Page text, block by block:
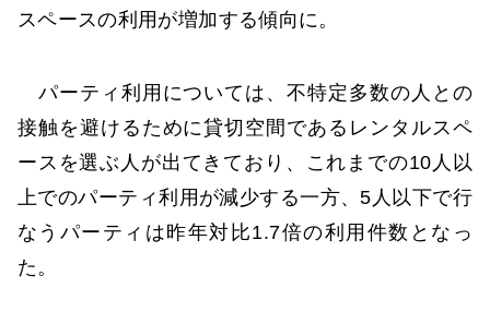
スペースの利用が増加する傾向に。
パーティ利用については、不特定多数の人との
接触を避けるために貸切空間であるレンタルスペ
ースを選ぶ人が出てきており、これまでの10人以
上でのパーティ利用が減少する一方、5人以下で行
なうパーティは昨年対比1.7倍の利用件数となっ
た。